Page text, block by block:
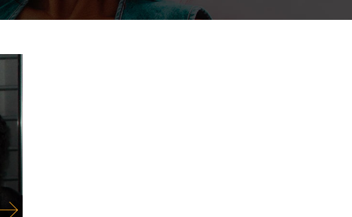
(Cio Mag) – Réunis du 24 au 25 février derniers à Yaoundé,
forum sous-régional pour réfléchir sur...